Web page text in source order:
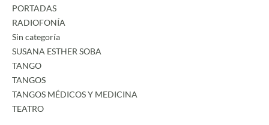
PORTADAS
RADIOFONÍA
Sin categoría
SUSANA ESTHER SOBA
TANGO
TANGOS
TANGOS MÉDICOS Y MEDICINA
TEATRO